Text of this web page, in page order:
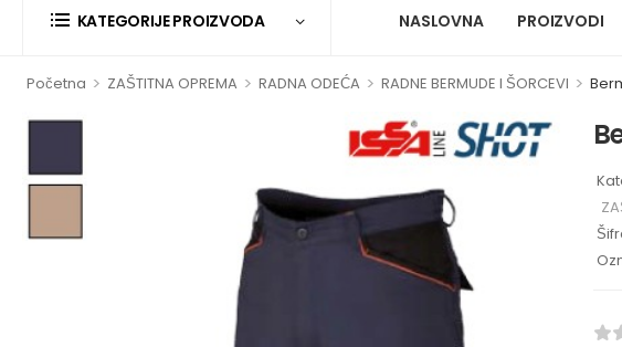
KATEGORIJE PROIZVODA NASLOVNA PROIZVODI
Početna > ZAŠTITNA OPREMA > RADNA ODEĆA > RADNE BERMUDE I ŠORCEVI >